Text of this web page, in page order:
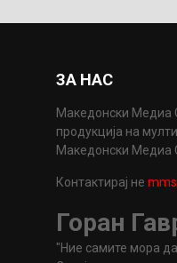
ЗА НАС
Македонски Медиа
продукција на
Македонски Медиа
Контактирај не
Горан
"Ние самите мора